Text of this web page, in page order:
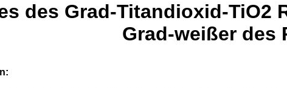
des Grad-Titandioxid-
Grad-weißer des